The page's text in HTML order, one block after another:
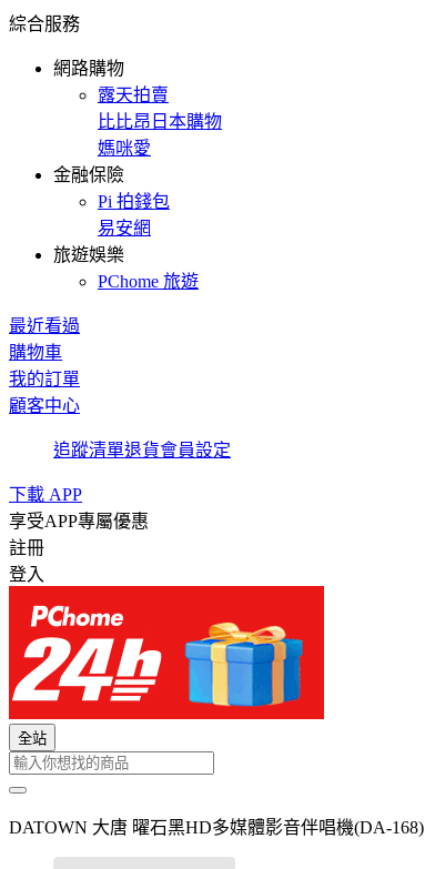
綜合服務
網路購物
露天拍賣
比比昂日本購物
媽咪愛
金融保險
Pi 拍錢包
易安網
旅遊娛樂
PChome 旅遊
最近看過
購物車
我的訂單
顧客中心
追蹤清單退貨會員設定
下載 APP
享受APP專屬優惠
註冊
登入
全站
DATOWN 大唐 曜石黑HD多媒體影音伴唱機(DA-168)